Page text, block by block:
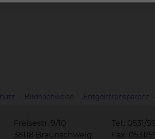
Bildnachweise Entgelttransparenz
Freisestr. 9/10
38118 Braunschweig
Tel.: 0531/
Fax: 0531/